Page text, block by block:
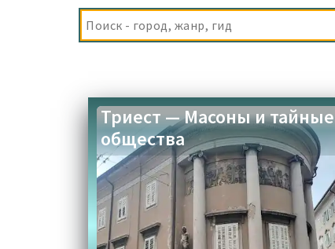
Триест — Масоны и тайные
общества